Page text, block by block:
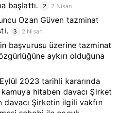
başlattı.
2 2 Nisan
Ozan Güven tazminat
3 2 Nisan
başvurusu üzerine tazminat
aykırı olduğuna
2023 tarihli kararında
hitaben davacı Şirket
Şirketin ilgili vakfın